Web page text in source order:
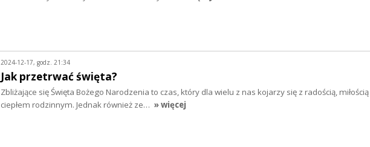
2024-12-17, godz. 21:34
Jak przetrwać święta?
Zbliżające się Święta Bożego Narodzenia to czas, który dla wielu z nas kojarzy się z radością, miłością
ciepłem rodzinnym. Jednak również ze… » więcej